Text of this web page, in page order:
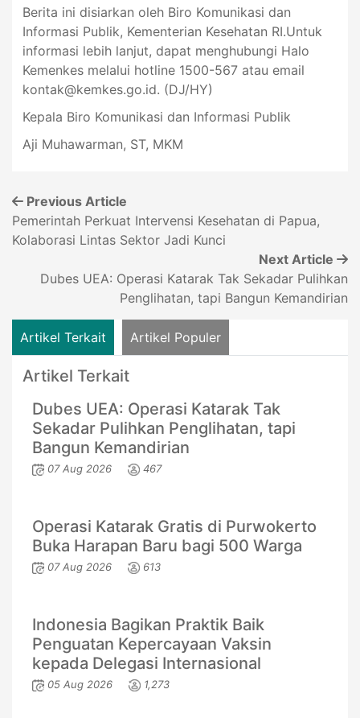
Berita ini disiarkan oleh Biro Komunikasi dan
Informasi Publik, Kementerian Kesehatan RI.Untuk
informasi lebih lanjut, dapat menghubungi Halo
Kemenkes melalui hotline 1500-567 atau email
kontak@kemkes.go.id. (DJ/HY)
Kepala Biro Komunikasi dan Informasi Publik
Aji Muhawarman, ST, MKM
Previous Article
Pemerintah Perkuat Intervensi Kesehatan di Papua,
Kolaborasi Lintas Sektor Jadi Kunci
Next Article
Dubes UEA: Operasi Katarak Tak Sekadar Pulihkan
Penglihatan, tapi Bangun Kemandirian
Artikel Terkait Artikel Populer
Artikel Terkait
Dubes UEA: Operasi Katarak Tak
Sekadar Pulihkan Penglihatan, tapi
Bangun Kemandirian
07 Aug 2026 467
Operasi Katarak Gratis di Purwokerto
Buka Harapan Baru bagi 500 Warga
07 Aug 2026 613
Indonesia Bagikan Praktik Baik
Penguatan Kepercayaan Vaksin
kepada Delegasi Internasional
05 Aug 2026 1,273